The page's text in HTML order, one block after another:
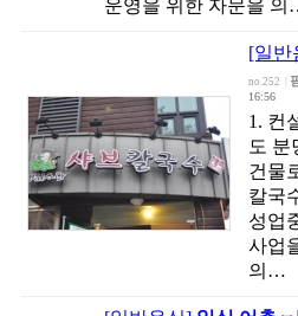
운영을 위한 자문을
[일반
no.252
16:56
1. 컨
도 분
건물
칼국
성업
사업
의…